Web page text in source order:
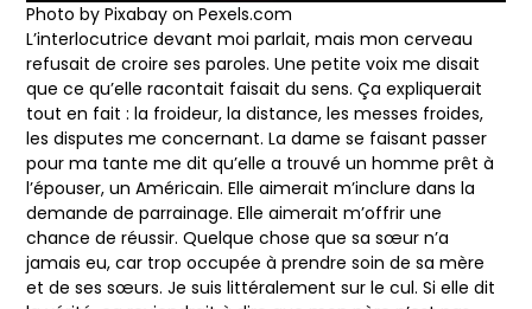
Photo by Pixabay onPexels.com
L’interlocutrice devant moi parlait, mais mon cerveau
refusait de croire ses paroles. Une petite voix me disait
que ce qu’elle racontait faisait du sens. Ça expliquerait
tout en fait : la froideur, la distance, les messes froides,
les disputes me concernant. La dame se faisant passer
pour ma tante me dit qu’elle a trouvé un homme prêt à
l’épouser, un Américain. Elle aimerait m’inclure dans la
demande de parrainage. Elle aimerait m’offrir une
chance de réussir. Quelque chose que sa sœur n’a
jamais eu, car trop occupée à prendre soin de sa mère
et de ses sœurs. Je suis littéralement sur le cul. Si elle dit